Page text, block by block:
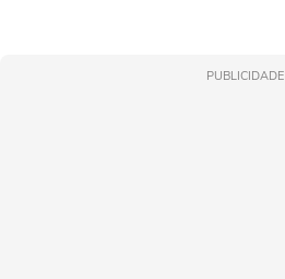
PUBLICIDADE